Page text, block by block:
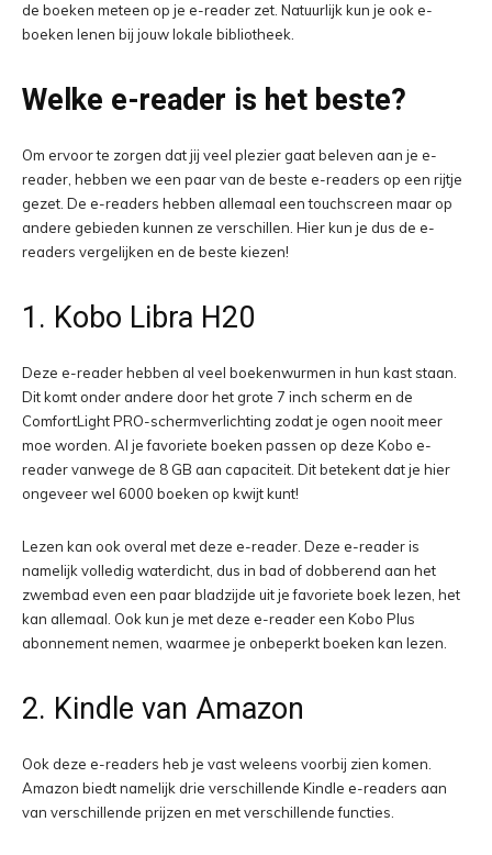
de boeken meteen op je e-reader zet. Natuurlijk kun je ook e-
boeken lenen bij jouw lokale bibliotheek.
Welke e-reader is het beste?
Om ervoor te zorgen dat jij veel plezier gaat beleven aan je e-
reader, hebben we een paar van de beste e-readers op een rijtje
gezet. De e-readers hebben allemaal een touchscreen maar op
andere gebieden kunnen ze verschillen. Hier kun je dus de e-
readers vergelijken en de beste kiezen!
1. Kobo Libra H20
Deze e-reader hebben al veel boekenwurmen in hun kast staan.
Dit komt onder andere door het grote 7 inch scherm en de
ComfortLight PRO-schermverlichting zodat je ogen nooit meer
moe worden. Al je favoriete boeken passen op deze Kobo e-
reader vanwege de 8 GB aan capaciteit. Dit betekent dat je hier
ongeveer wel 6000 boeken op kwijt kunt!
Lezen kan ook overal met deze e-reader. Deze e-reader is
namelijk volledig waterdicht, dus in bad of dobberend aan het
zwembad even een paar bladzijde uit je favoriete boek lezen, het
kan allemaal. Ook kun je met deze e-reader een Kobo Plus
abonnement nemen, waarmee je onbeperkt boeken kan lezen.
2. Kindle van Amazon
Ook deze e-readers heb je vast weleens voorbij zien komen.
Amazon biedt namelijk drie verschillende Kindle e-readers aan
van verschillende prijzen en met verschillende functies.